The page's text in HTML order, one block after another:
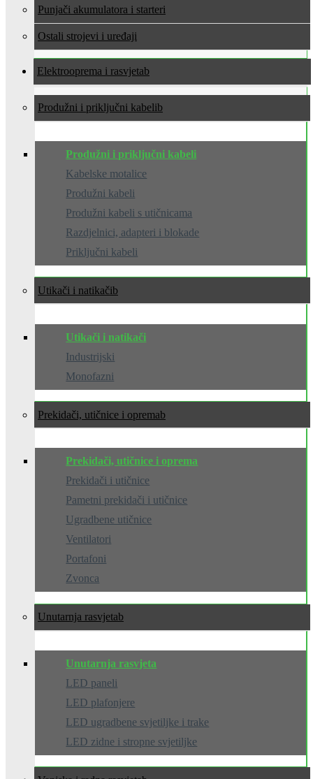
Punjači akumulatora i starteri
Ostali strojevi i uređaji
Elektrooprema i rasvjeta
Produžni i priključni kabeli
Produžni i priključni kabeli
Kabelske motalice
Produžni kabeli
Produžni kabeli s utičnicama
Razdjelnici, adapteri i blokade
Priključni kabeli
Utikači i natikači
Utikači i natikači
Industrijski
Monofazni
Prekidači, utičnice i oprema
Prekidači, utičnice i oprema
Prekidači i utičnice
Pametni prekidači i utičnice
Ugradbene utičnice
Ventilatori
Portafoni
Zvonca
Unutarnja rasvjeta
Unutarnja rasvjeta
LED paneli
LED plafonjere
LED ugradbene svjetiljke i trake
LED zidne i stropne svjetiljke